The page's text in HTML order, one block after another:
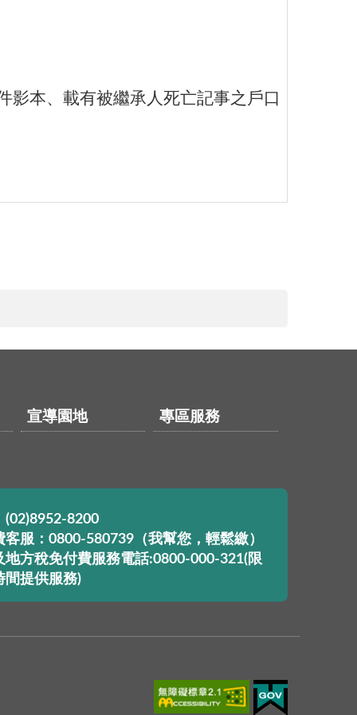
影本、載有被繼承人死亡記事之戶口
宣導園地 專區服務
(02)8952-8200
客服：0800-580739（我幫您，輕鬆繳）
地方稅免付費服務電話:0800-000-321(限
間提供服務)